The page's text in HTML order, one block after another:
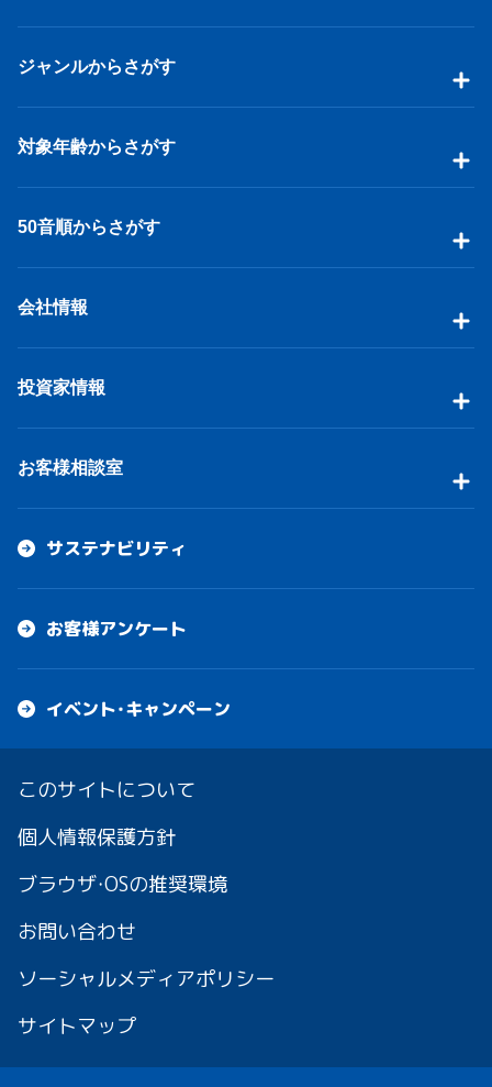
ジャンルからさがす
対象年齢からさがす
50音順からさがす
会社情報
投資家情報
お客様相談室
サステナビリティ
お客様アンケート
イベント・キャンペーン
このサイトについて
個人情報保護方針
ブラウザ・OSの推奨環境
お問い合わせ
ソーシャルメディアポリシー
サイトマップ